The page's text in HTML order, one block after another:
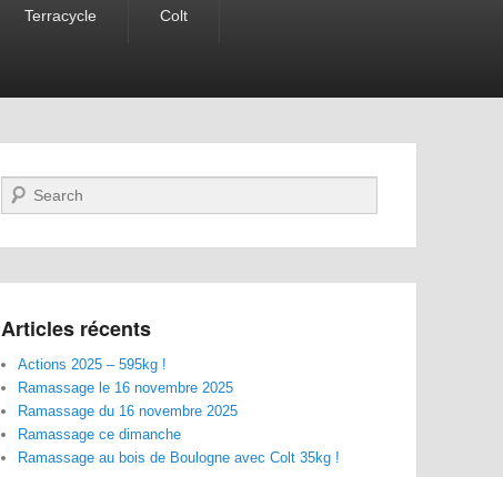
Terracycle Colt
Recherche
Articles récents
Actions 2025 – 595kg !
Ramassage le 16 novembre 2025
Ramassage du 16 novembre 2025
Ramassage ce dimanche
Ramassage au bois de Boulogne avec Colt 35kg !